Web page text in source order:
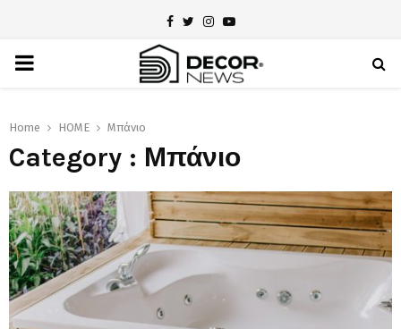
Facebook
TwitterInstagram
Youtube
PRIMARY
Home HOME Μπάνιο
Category : Μπάνιο